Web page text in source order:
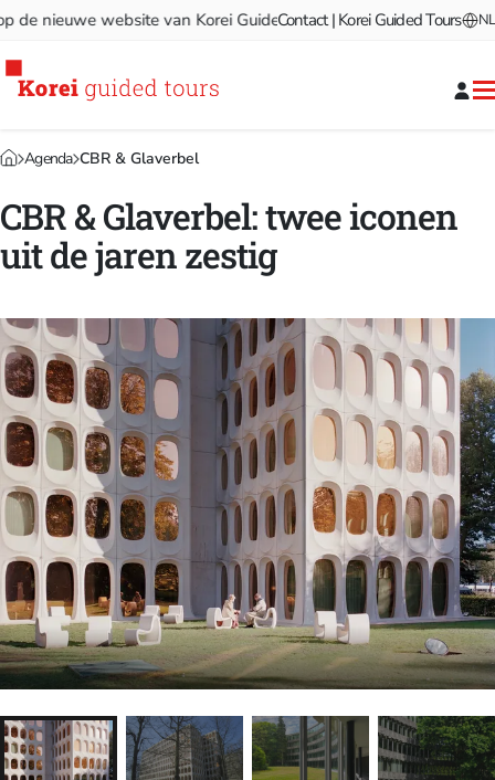
nieuwe website van Korei Guided Tours! Welkom op de
Contact | Korei Guided Tours NL
Agenda CBR & Glaverbel
CBR & Glaverbel: twee iconen
uit de jaren zestig